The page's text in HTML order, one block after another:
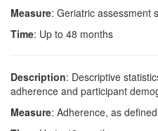
Measure: Geriatric assessment
Time: Up to 48 months
Description: Descriptive
adherence and participant
Measure: Adherence, as